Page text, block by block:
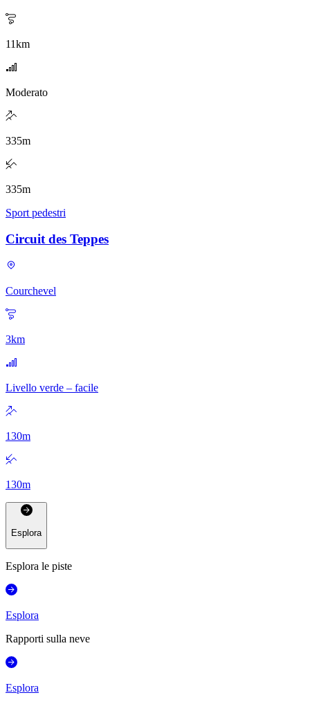
11km
Moderato
335m
335m
Sport pedestri
Circuit des Teppes
Courchevel
3km
Livello verde – facile
130m
130m
Esplora
Esplora le piste
Esplora
Rapporti sulla neve
Esplora